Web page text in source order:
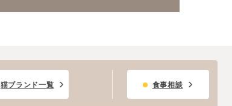
猫ブランド一覧 食事相談